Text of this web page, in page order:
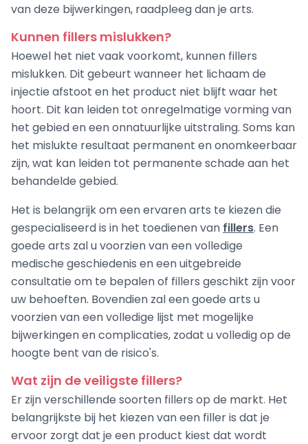
van deze bijwerkingen, raadpleeg dan je arts.
Kunnen fillers mislukken?
Hoewel het niet vaak voorkomt, kunnen fillers
mislukken. Dit gebeurt wanneer het lichaam de
injectie afstoot en het product niet blijft waar het
hoort. Dit kan leiden tot onregelmatige vorming van
het gebied en een onnatuurlijke uitstraling. Soms kan
het mislukte resultaat permanent en onomkeerbaar
zijn, wat kan leiden tot permanente schade aan het
behandelde gebied.
Het is belangrijk om een ervaren arts te kiezen die
gespecialiseerd is in het toedienen van fillers. Een
goede arts zal u voorzien van een volledige
medische geschiedenis en een uitgebreide
consultatie om te bepalen of fillers geschikt zijn voor
uw behoeften. Bovendien zal een goede arts u
voorzien van een volledige lijst met mogelijke
bijwerkingen en complicaties, zodat u volledig op de
hoogte bent van de risico's.
Wat zijn de veiligste fillers?
Er zijn verschillende soorten fillers op de markt. Het
belangrijkste bij het kiezen van een filler is dat je
ervoor zorgt dat je een product kiest dat wordt